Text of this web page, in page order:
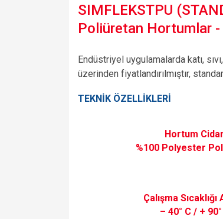
SIMFLEKSTPU
Poliüretan Hortumlar -
Endüstriyel uygulamalarda katı,
üzerinden fiyatlandırılmıştır,
TEKNİK ÖZELLİKLERİ
Hortum
%100 Polyester
Çalışma Sıcaklığı
– 40° C / +